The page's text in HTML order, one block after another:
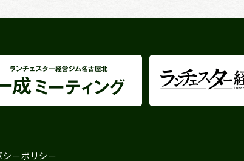
シーポリシー